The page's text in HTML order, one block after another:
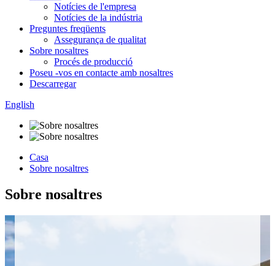
Notícies de l'empresa
Notícies de la indústria
Preguntes freqüents
Assegurança de qualitat
Sobre nosaltres
Procés de producció
Poseu -vos en contacte amb nosaltres
Descarregar
English
Casa
Sobre nosaltres
Sobre nosaltres